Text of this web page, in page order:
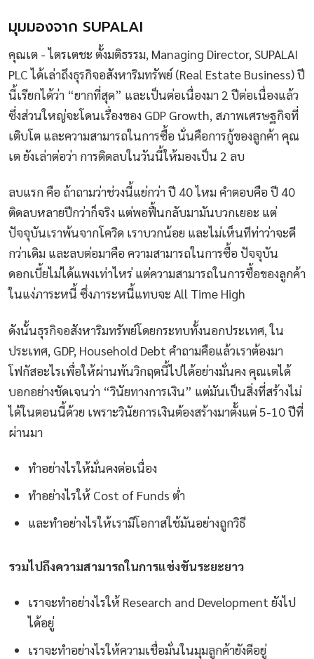
มุมมองจาก SUPALAI
คุณเต - ไตรเตชะ ตั้งมติธรรม, Managing Director, SUPALAI
PLC ได้เล่าถึงธุรกิจอสังหาริมทรัพย์ (Real Estate Business) ปี
นี้เรียกได้ว่า “ยากที่สุด” และเป็นต่อเนื่องมา 2 ปีต่อเนื่องแล้ว
ซึ่งส่วนใหญ่จะโดนเรื่องของ GDP Growth, สภาพเศรษฐกิจที่
เติบโต และความสามารถในการซื้อ นั่นคือการกู้ของลูกค้า คุณ
เต ยังเล่าต่อว่า การติดลบในวันนี้ให้มองเป็น 2 ลบ
ลบแรก คือ ถ้าถามว่าช่วงนี้แย่กว่า ปี 40 ไหม คำตอบคือ ปี 40
ติดลบหลายปีกว่าก็จริง แต่พอฟื้นกลับมามันบวกเยอะ แต่
ปัจจุบันเราพ้นจากโควิด เราบวกน้อย และไม่เห็นทีท่าว่าจะดี
กว่าเดิม และลบต่อมาคือ ความสามารถในการซื้อ ปัจจุบัน
ดอกเบี้ยไม่ได้แพงเท่าไหร่ แต่ความสามารถในการซื้อของลูกค้า
ในแง่ภาระหนี้ ซึ่งภาระหนี้แทบจะ All Time High
ดังนั้นธุรกิจอสังหาริมทรัพย์โดยกระทบทั้งนอกประเทศ, ใน
ประเทศ, GDP, Household Debt คำถามคือแล้วเราต้องมา
โฟกัสอะไรเพื่อให้ผ่านพ้นวิกฤตนี้ไปได้อย่างมั่นคง คุณเตได้
บอกอย่างชัดเจนว่า “วินัยทางการเงิน” แต่มันเป็นสิ่งที่สร้างไม่
ได้ในตอนนี้ด้วย เพราะวินัยการเงินต้องสร้างมาตั้งแต่ 5-10 ปีที่
ผ่านมา
ทำอย่างไรให้มั่นคงต่อเนื่อง
ทำอย่างไรให้ Cost of Funds ต่ำ
และทำอย่างไรให้เรามีโอกาสใช้มันอย่างถูกวิธี
รวมไปถึงความสามารถในการแข่งขันระยะยาว
เราจะทำอย่างไรให้ Research and Development ยังไป
ได้อยู่
เราจะทำอย่างไรให้ความเชื่อมั่นในมุมลูกค้ายังดีอยู่